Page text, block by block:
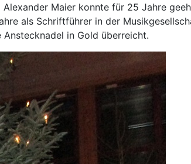
Maier konnte für 25 Jahre
als Schriftführer in der
in Gold überreicht.